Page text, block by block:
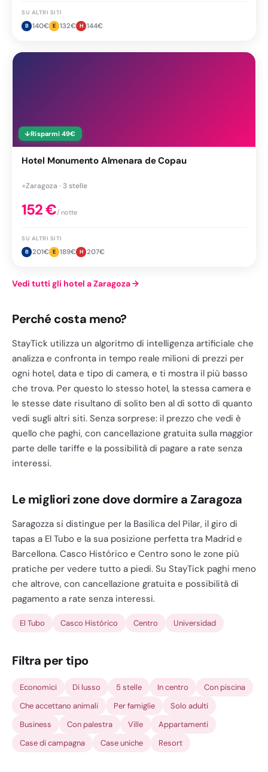
SU ALTRI SITI
B 140€ E 132€ H 144€
↓Risparmi 49€
Hotel Monumento Almenara de Copau
●Zaragoza · 3 stelle
152€/ notte
SU ALTRI SITI
B 201€ E 189€ H 207€
Vedi tutti gli hotel a Zaragoza→
Perché costa meno?
StayTick utilizza un algoritmo di intelligenza artificiale che
analizza e confronta in tempo reale milioni di prezzi per
ogni hotel, data e tipo di camera, e ti mostra il più basso
che trova. Per questo lo stesso hotel, la stessa camera e
le stesse date risultano di solito ben al di sotto di quanto
vedi sugli altri siti. Senza sorprese: il prezzo che vedi è
quello che paghi, con cancellazione gratuita sulla maggior
parte delle tariffe e la possibilità di pagare a rate senza
interessi.
Le migliori zone dove dormire a Zaragoza
Saragozza si distingue per la Basilica del Pilar, il giro di
tapas a El Tubo e la sua posizione perfetta tra Madrid e
Barcellona. Casco Histórico e Centro sono le zone più
pratiche per vedere tutto a piedi. Su StayTick paghi meno
che altrove, con cancellazione gratuita e possibilità di
pagamento a rate senza interessi.
El Tubo Casco Histórico Centro Universidad
Filtra per tipo
Economici Di lusso 5 stelle In centro
Con piscina
Che accettano animali
Per famiglie
Solo adulti
Business
Con palestra Ville
Appartamenti
Case di campagna
Case uniche Resort